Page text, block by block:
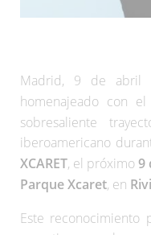
Madrid, 9 de abril
homenajeado con el
sobresaliente
iberoamericano
XCARET, el próximo 9
Parque Xcaret, en
Este